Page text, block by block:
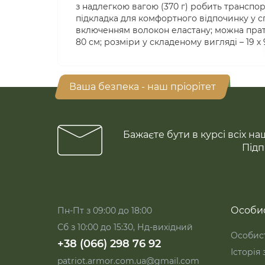
з надлегкою вагою (370 г) робить
підкладка для комфортного відпочинку у
включенням волокон еластану; можна
80 см; розміри у складеному вигляді – 19 х
Ваша безпека - наш пріорітет
Бажаєте бути в курсі всіх
Пн-Пт з 09:00 до 18:00
Сб з 10:00 до 15:30, Нд-вихідний
+38 (066) 298 76 92
patriot.armor.com.ua@gmail.com